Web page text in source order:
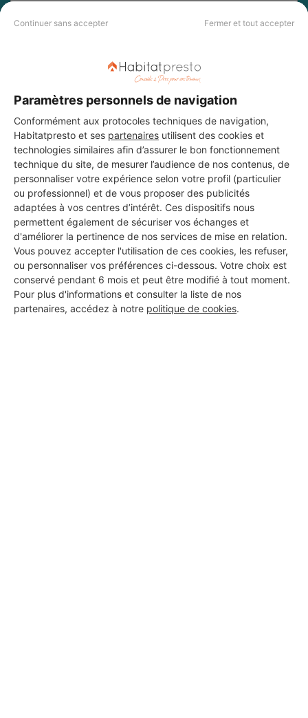
Continuer sans accepter Fermer et tout accepter
Paramètres personnels de navigation
Conformément aux protocoles techniques de navigation,
Habitatpresto et ses partenaires utilisent des cookies et
technologies similaires afin d’assurer le bon fonctionnement
technique du site, de mesurer l’audience de nos contenus, de
personnaliser votre expérience selon votre profil (particulier
ou professionnel) et de vous proposer des publicités
adaptées à vos centres d’intérêt. Ces dispositifs nous
permettent également de sécuriser vos échanges et
d'améliorer la pertinence de nos services de mise en relation.
Vous pouvez accepter l'utilisation de ces cookies, les refuser,
ou personnaliser vos préférences ci-dessous. Votre choix est
conservé pendant 6 mois et peut être modifié à tout moment.
Pour plus d'informations et consulter la liste de nos
partenaires, accédez à notre politique de cookies.
DEMANDER UN DEVIS